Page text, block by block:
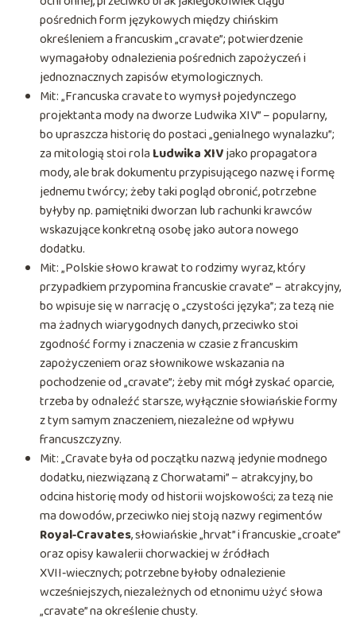
pośrednich form językowych między chińskim
określeniem a francuskim „cravate”; potwierdzenie
wymagałoby odnalezienia pośrednich zapożyczeń i
jednoznacznych zapisów etymologicznych.
Mit: „Francuska cravate to wymysł pojedynczego
projektanta mody na dworze Ludwika XIV” – popularny,
bo upraszcza historię do postaci „genialnego wynalazku”;
za mitologią stoi rola Ludwika XIVjako propagatora
mody, ale brak dokumentu przypisującego nazwę i formę
jednemu twórcy; żeby taki pogląd obronić, potrzebne
byłyby np. pamiętniki dworzan lub rachunki krawców
wskazujące konkretną osobę jako autora nowego
dodatku.
Mit: „Polskie słowo krawat to rodzimy wyraz, który
przypadkiem przypomina francuskie cravate” – atrakcyjny,
bo wpisuje się w narrację o „czystości języka”; za tezą nie
ma żadnych wiarygodnych danych, przeciwko stoi
zgodność formy i znaczenia w czasie z francuskim
zapożyczeniem oraz słownikowe wskazania na
pochodzenie od „cravate”; żeby mit mógł zyskać oparcie,
trzeba by odnaleźć starsze, wyłącznie słowiańskie formy
z tym samym znaczeniem, niezależne od wpływu
francuszczyzny.
Mit: „Cravate była od początku nazwą jedynie modnego
dodatku, niezwiązaną z Chorwatami” – atrakcyjny, bo
odcina historię mody od historii wojskowości; za tezą nie
ma dowodów, przeciwko niej stoją nazwy regimentów
Royal‑Cravates, słowiańskie „hrvat” i francuskie „croate”
oraz opisy kawalerii chorwackiej w źródłach
XVII‑wiecznych; potrzebne byłoby odnalezienie
wcześniejszych, niezależnych od etnonimu użyć słowa
„cravate” na określenie chusty.